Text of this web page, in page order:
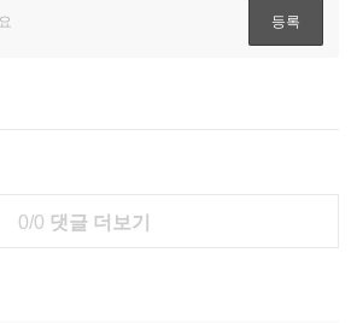
0/0 댓글 더보기